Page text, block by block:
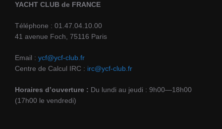
YACHT CLUB de FRANCE
Téléphone : 01.47.04.10.00
41 avenue Foch, 75116 Paris
Email : ycf@ycf-club.fr
Centre de Calcul IRC : irc@ycf-club.fr
Horaires d’ouverture : Du lundi au jeudi : 9h00—18h00
(17h00 le vendredi)